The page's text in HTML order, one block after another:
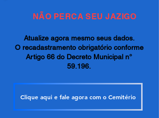
NÃO PERCA SEU JAZIGO
Atualize agora mesmo seus dados.
O recadastramento obrigatório conforme
Artigo 66 do Decreto Municipal n°
59.196.
Clique aqui e fale agora com o Cemitério